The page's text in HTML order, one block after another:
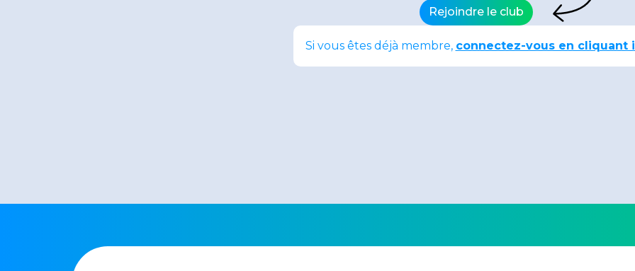
Rejoindre le club
Si vous êtes déjà membre, connectez-vous en cliquant